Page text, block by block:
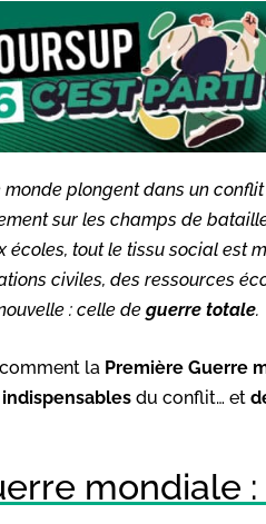
monde plongent dans un
sur les champs de
écoles, tout le tissu social est
civiles, des ressources
: celle de guerre totale.
la Première Guerre
du conflit… et
mondiale